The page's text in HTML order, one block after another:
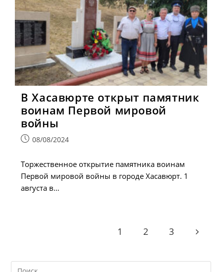
В Хасавюрте открыт памятник
воинам Первой мировой
войны
Запись08/08/2024
Торжественное открытие памятника воинам
Первой мировой войны в городе Хасавюрт. 1
августа в…
1 2 3 Go to
Search